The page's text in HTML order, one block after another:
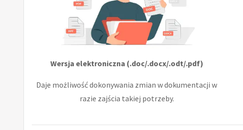
Wersja elektroniczna (.doc/.docx/.odt/.pdf)
Daje możliwość dokonywania zmian w dokumentacji w
razie zajścia takiej potrzeby.